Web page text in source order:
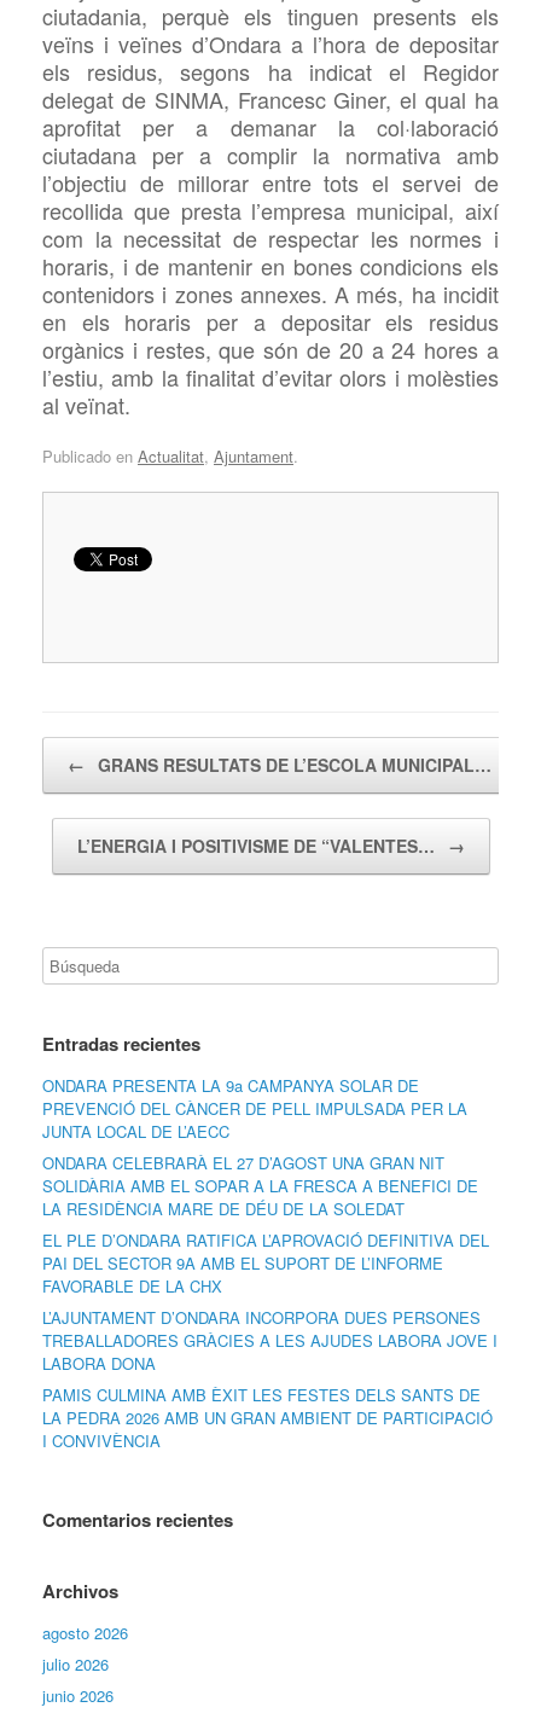
ciutadania, perquè els tinguen presents els
veïns i veïnes d’Ondara a l’hora de depositar
els residus, segons ha indicat el Regidor
delegat de SINMA, Francesc Giner, el qual ha
aprofitat per a demanar la col·laboració
ciutadana per a complir la normativa amb
l’objectiu de millorar entre tots el servei de
recollida que presta l’empresa municipal, així
com la necessitat de respectar les normes i
horaris, i de mantenir en bones condicions els
contenidors i zones annexes.A més, ha incidit
en els horaris per a depositar els residus
orgànics i restes, que són de 20 a 24 hores a
l’estiu, amb la finalitat d’evitar olors i molèsties
al veïnat.
Publicado en Actualitat, Ajuntament.
← GRANS RESULTATS DE L’ESCOLA MUNICIPAL…
L’ENERGIA I POSITIVISME DE “VALENTES… →
Entradas recientes
ONDARA PRESENTA LA 9a CAMPANYA SOLAR DE
PREVENCIÓ DEL CÀNCER DE PELL IMPULSADA PER LA
JUNTA LOCAL DE L’AECC
ONDARA CELEBRARÀ EL 27 D’AGOST UNA GRAN NIT
SOLIDÀRIA AMB EL SOPAR A LA FRESCA A BENEFICI DE
LA RESIDÈNCIA MARE DE DÉU DE LA SOLEDAT
EL PLE D’ONDARA RATIFICA L’APROVACIÓ DEFINITIVA DEL
PAI DEL SECTOR 9A AMB EL SUPORT DE L’INFORME
FAVORABLE DE LA CHX
L’AJUNTAMENT D’ONDARA INCORPORA DUES PERSONES
TREBALLADORES GRÀCIES A LES AJUDES LABORA JOVE I
LABORA DONA
PAMIS CULMINA AMB ÈXIT LES FESTES DELS SANTS DE
LA PEDRA 2026 AMB UN GRAN AMBIENT DE PARTICIPACIÓ
I CONVIVÈNCIA
Comentarios recientes
Archivos
agosto 2026
julio 2026
junio 2026